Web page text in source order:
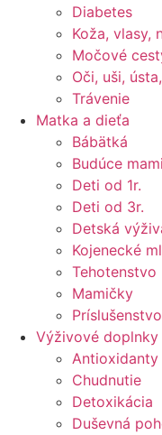
Diabetes
Koža, vlasy,
Močové
Oči, uši,
Trávenie
Matka a dieťa
Bábätká
Budúce
Deti od 1r.
Deti od 3r.
Detská
Kojenecké
Tehotenstvo
Mamičky
Príslušenstvo
Výživové doplnky
Antioxidanty
Chudnutie
Detoxikácia
Duševná